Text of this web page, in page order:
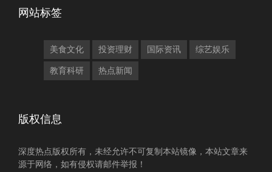
网站标签
美食文化 投资理财 国际资讯 综艺娱乐
教育科研 热点新闻
版权信息
深度热点版权所有，未经允许不可复制本站镜像，本站文章来
源于网络，如有侵权请邮件举报！